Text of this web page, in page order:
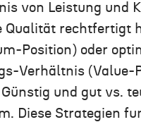
von Leistung und
Qualität rechtfertigt
Position) oder
Verhältnis (Value-
und gut vs.
Diese Strategien